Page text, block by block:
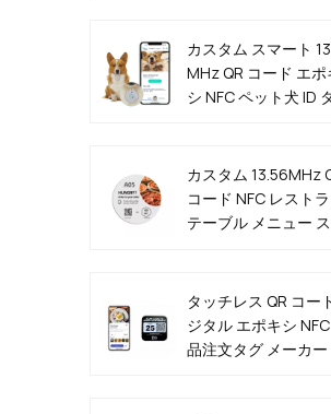
カスタム スマート
MHz QR コード エポ
シ NFC ペット犬 ID
カスタム 13.56MHz
コード NFC レスト
テーブル メニュー
タッチレス QR コー
ジタル エポキシ
品注文タグ メーカー